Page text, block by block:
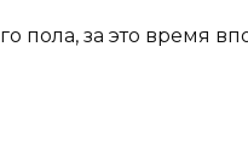
пола, за это время